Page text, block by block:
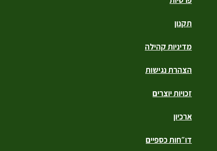
תקנון
מדיניות קהילה
הצהרת נגישות
זכויות יוצרים
ארכיון
דו״חות כספיים